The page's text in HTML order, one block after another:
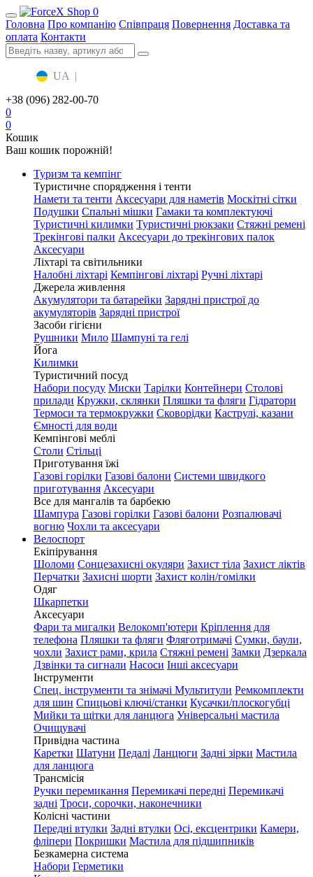
0
Головна Про компанію Співпраця Повернення Доставка та
оплата Контакти
UA |
+38 (096) 282-00-70
0
0
Кошик
Ваш кошик порожній!
Туризм та кемпінг
Туристичне спорядження і тенти
Намети та тенти Аксесуари для наметів Москітні сітки
Подушки Спальні мішки Гамаки та комплектуючі
Туристичні килимки Туристичні рюкзаки Стяжні ремені
Трекінгові палки Аксесуари до трекінгових палок
Аксесуари
Ліхтарі та світильники
Налобні ліхтарі Кемпінгові ліхтарі Ручні ліхтарі
Джерела живлення
Акумулятори та батарейки Зарядні пристрої до
акумуляторів Зарядні пристрої
Засоби гігієни
Рушники Мило Шампуні та гелі
Йога
Килимки
Туристичний посуд
Набори посуду Миски Тарілки Контейнери Столові
прилади Кружки, склянки Пляшки та фляги Гідратори
Термоси та термокружки Сковорідки Каструлі, казани
Ємності для води
Кемпінгові меблі
Столи Стільці
Приготування їжі
Газові горілки Газові балони Системи швидкого
приготування Аксесуари
Все для мангалів та барбекю
Шампура Газові горілки Газові балони Розпалювачі
вогню Чохли та аксесуари
Велоспорт
Екіпірування
Шоломи Сонцезахисні окуляри Захист тіла Захист ліктів
Перчатки Захисні шорти Захист колін/гомілки
Одяг
Шкарпетки
Аксесуари
Фари та мигалки Велокомп'ютери Кріплення для
телефона Пляшки та фляги Фляготримачі Сумки, баули,
чохли Захист рами, крила Стяжні ремені Замки Дзеркала
Дзвінки та сигнали Насоси Інші аксесуари
Інструменти
Спец. інструменти та знімачі Мультитули Ремкомплекти
для шин Спицьові ключі/станки Кусачки/плоскогубці
Мийки та щітки для ланцюга Універсальні мастила
Очищувачі
Привідна частина
Каретки Шатуни Педалі Ланцюги Задні зірки Мастила
для ланцюга
Трансмісія
Ручки перемикання Перемикачі передні Перемикачі
задні Троси, сорочки, наконечники
Колісні частини
Передні втулки Задні втулки Осі, ексцентрики Камери,
фліпери Покришки Мастила для підшипників
Безкамерна система
Набори Герметики